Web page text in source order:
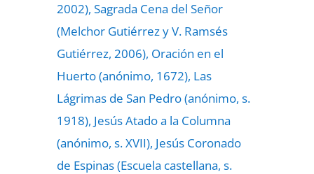
2002), Sagrada Cena del Señor
(Melchor Gutiérrez y V. Ramsés
Gutiérrez, 2006), Oración en el
Huerto (anónimo, 1672), Las
Lágrimas de San Pedro (anónimo, s.
1918), Jesús Atado a la Columna
(anónimo, s. XVII), Jesús Coronado
de Espinas (Escuela castellana, s.